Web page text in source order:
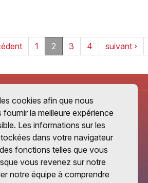
1 2 3 4 suivant ›
cookies afin que nous
la meilleure expérience
Les informations sur les
dans votre navigateur
fonctions telles que vous
vous revenez sur notre
notre équipe à comprendre